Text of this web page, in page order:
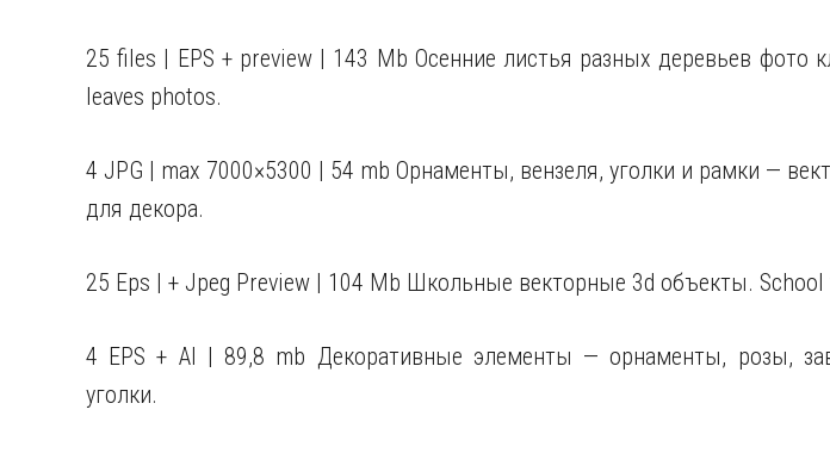
25 files | EPS + preview | 143 Mb Осенние листья разных деревьев фото
leaves photos.
4 JPG | max 7000×5300 | 54 mb Орнаменты, вензеля, уголки и рамки —
для декора.
25 Eps | + Jpeg Preview | 104 Mb Школьные векторные 3d объекты. School
4 EPS + AI | 89,8 mb Декоративные элементы — орнаменты, розы,
уголки.